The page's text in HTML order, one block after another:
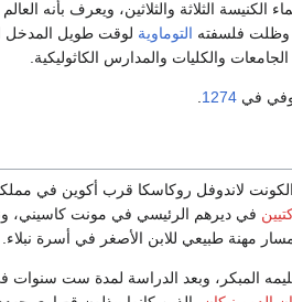
التوماوية لوقت طويل المدخل
والكليات والمدارس الكاثوليكية.
في 1274
في ديرهم الرئيسي في مونت كاسيني،
مهنة طبيعي للابن الأصغر في أسرة نبلاء.
المبكر، وبعد الدراسة لمدة ست سنوات